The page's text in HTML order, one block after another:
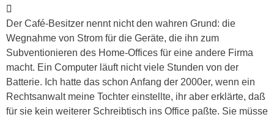
Der Café-Besitzer nennt nicht den wahren Grund: die
Wegnahme von Strom für die Geräte, die ihn zum
Subventionieren des Home-Offices für eine andere Firma
macht. Ein Computer läuft nicht viele Stunden von der
Batterie. Ich hatte das schon Anfang der 2000er, wenn ein
Rechtsanwalt meine Tochter einstellte, ihr aber erklärte, daß
für sie kein weiterer Schreibtisch ins Office paßte. Sie müsse